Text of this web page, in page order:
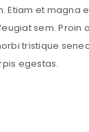
Etiam et magna
sem. Proin
tristique
egestas.